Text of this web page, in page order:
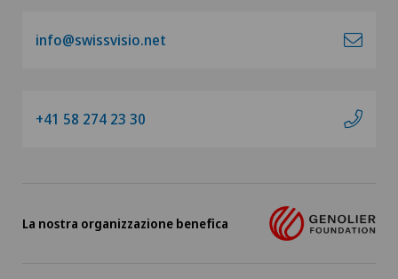
info@swissvisio.net
+41 58 274 23 30
La nostra organizzazione benefica